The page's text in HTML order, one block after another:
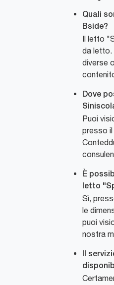
Quali
Bside?
Il letto
da letto.
diverse
Dove
Puoi
presso il
È
letto
Sì,
le
puoi
nostra
Il